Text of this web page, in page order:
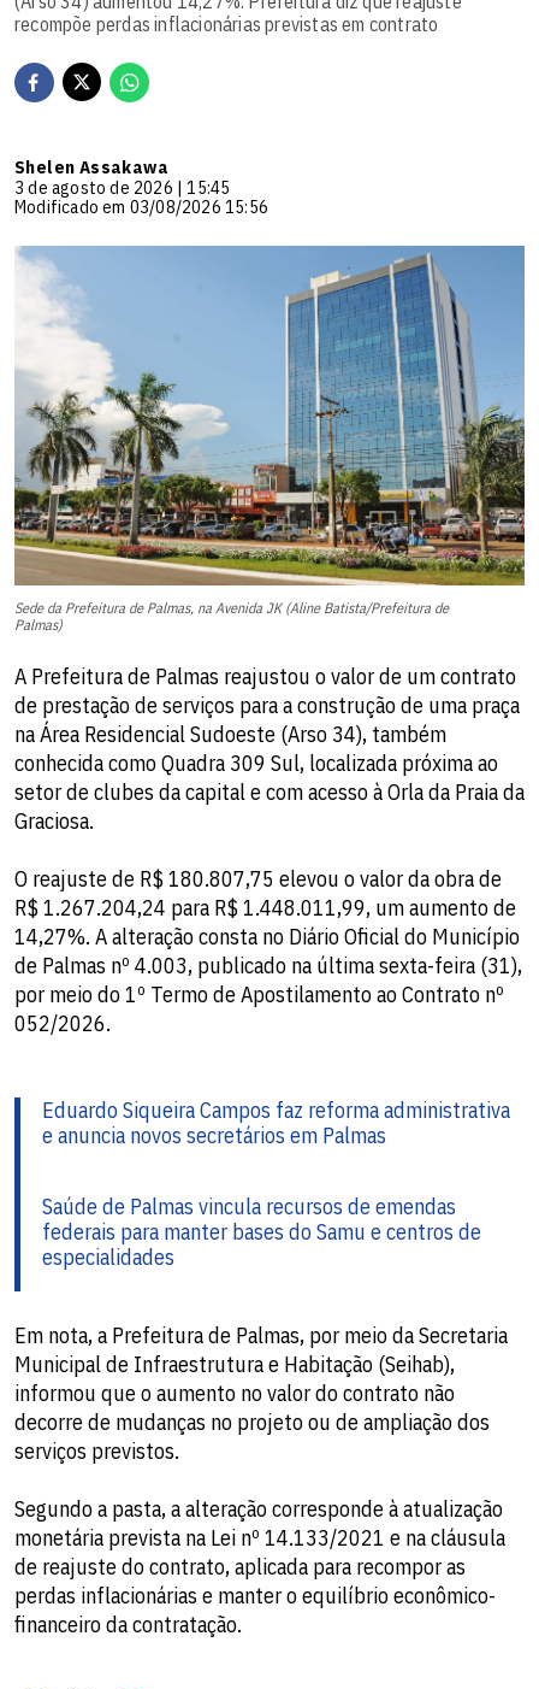
recompõe perdas inflacionárias previstas em contrato
Shelen Assakawa
3 de agosto de 2026 | 15:45
Modificado em 03/08/2026 15:56
Sede da Prefeitura de Palmas, na Avenida JK (Aline Batista/Prefeitura de
Palmas)
A Prefeitura de Palmas reajustou o valor de um contrato
de prestação de serviços para a construção de uma praça
na Área Residencial Sudoeste (Arso 34), também
conhecida como Quadra 309 Sul, localizada próxima ao
setor de clubes da capital e com acesso à Orla da Praia da
Graciosa.
O reajuste de R$ 180.807,75 elevou o valor da obra de
R$ 1.267.204,24 para R$ 1.448.011,99, um aumento de
14,27%. A alteração consta no Diário Oficial do Município
de Palmas nº 4.003, publicado na última sexta-feira (31),
por meio do 1º Termo de Apostilamento ao Contrato nº
052/2026.
Eduardo Siqueira Campos faz reforma administrativa
e anuncia novos secretários em Palmas
Saúde de Palmas vincula recursos de emendas
federais para manter bases do Samu e centros de
especialidades
Em nota, a Prefeitura de Palmas, por meio da Secretaria
Municipal de Infraestrutura e Habitação (Seihab),
informou que o aumento no valor do contrato não
decorre de mudanças no projeto ou de ampliação dos
serviços previstos.
Segundo a pasta, a alteração corresponde à atualização
monetária prevista na Lei nº 14.133/2021 e na cláusula
de reajuste do contrato, aplicada para recompor as
perdas inflacionárias e manter o equilíbrio econômico-
financeiro da contratação.